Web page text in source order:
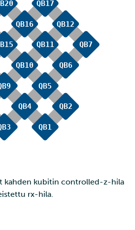
ja IDAn välillä Puhtin
kahden kubitin controlled-z-hila
rx-hila.